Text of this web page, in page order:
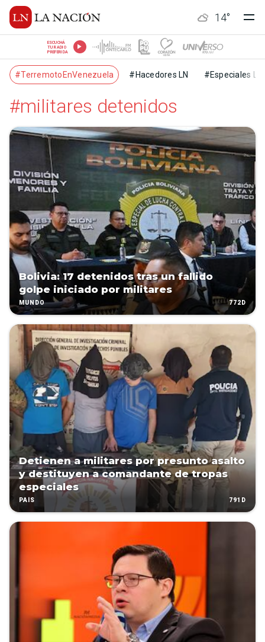
14°
ESCUCHÁ
TU RADIO
PREFERIDA
#TerremotoEnVenezuela #Hacedores LN #Especiales LN
#militares detenidos
Bolivia: 17 detenidos tras un fallido
golpe iniciado por militares
MUNDO 772D
Detienen a militares por presunto asalto
y destituyen a comandante de tropas
especiales
PAÍS 791D